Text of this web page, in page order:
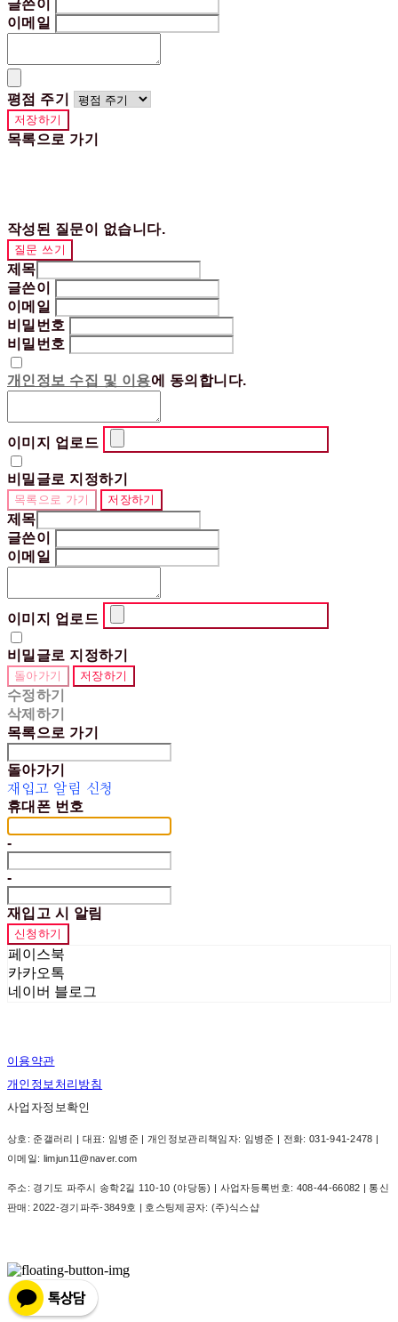
글쓴이
이메일
평점 주기
저장하기
목록으로 가기
작성된 질문이 없습니다.
질문 쓰기
제목
글쓴이
이메일
비밀번호
비밀번호
개인정보 수집 및 이용에 동의합니다.
이미지 업로드
비밀글로 지정하기
목록으로 가기 저장하기
제목
글쓴이
이메일
이미지 업로드
비밀글로 지정하기
돌아가기 저장하기
수정하기
삭제하기
목록으로 가기
돌아가기
재입고 알림 신청
휴대폰 번호
-
-
재입고 시 알림
신청하기
페이스북
카카오톡
네이버 블로그
이용약관
개인정보처리방침
사업자정보확인
상호: 준갤러리 | 대표: 임병준 | 개인정보관리책임자: 임병준 | 전화: 031-941-2478 |
이메일: limjun11@naver.com
주소: 경기도 파주시 송학2길 110-10 (야당동) | 사업자등록번호: 408-44-66082 | 통신
판매:2022-경기파주-3849호 | 호스팅제공자: (주)식스샵